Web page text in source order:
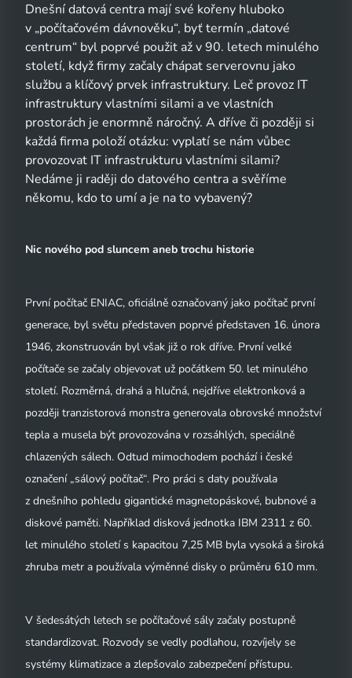
Dnešní datová centra mají své kořeny hluboko
v „počítačovém dávnověku“, byť termín „datové
centrum“ byl poprvé použit až v 90. letech minulého
století, když firmy začaly chápat serverovnu jako
službu a klíčový prvek infrastruktury. Leč provoz IT
infrastruktury vlastními silami a ve vlastních
prostorách je enormně náročný. A dříve či později si
každá firma položí otázku: vyplatí se nám vůbec
provozovat IT infrastrukturu vlastními silami?
Nedáme ji raději do datového centra a svěříme
někomu, kdo to umí a je na to vybavený?
Nic nového pod sluncem aneb trochu historie
První počítač ENIAC, oficiálně označovaný jako počítač první
generace, byl světu představen poprvé představen 16. února
1946, zkonstruován byl však již o rok dříve. První velké
počítače se začaly objevovat už počátkem 50. let minulého
století. Rozměrná, drahá a hlučná, nejdříve elektronková a
později tranzistorová monstra generovala obrovské množství
tepla a musela být provozována v rozsáhlých, speciálně
chlazených sálech. Odtud mimochodem pochází i české
označení „sálový počítač“. Pro práci s daty používala
z dnešního pohledu gigantické magnetopáskové, bubnové a
diskové paměti. Například disková jednotka IBM 2311 z 60.
let minulého století s kapacitou 7,25 MB byla vysoká a široká
zhruba metr a používala výměnné disky o průměru 610 mm.
V šedesátých letech se počítačové sály začaly postupně
standardizovat. Rozvody se vedly podlahou, rozvíjely se
systémy klimatizace a zlepšovalo zabezpečení přístupu.